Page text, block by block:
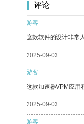
评论
游客
这款软件的设计非常
2025-09-03
游客
这款加速器VPM应用
2025-09-03
游客